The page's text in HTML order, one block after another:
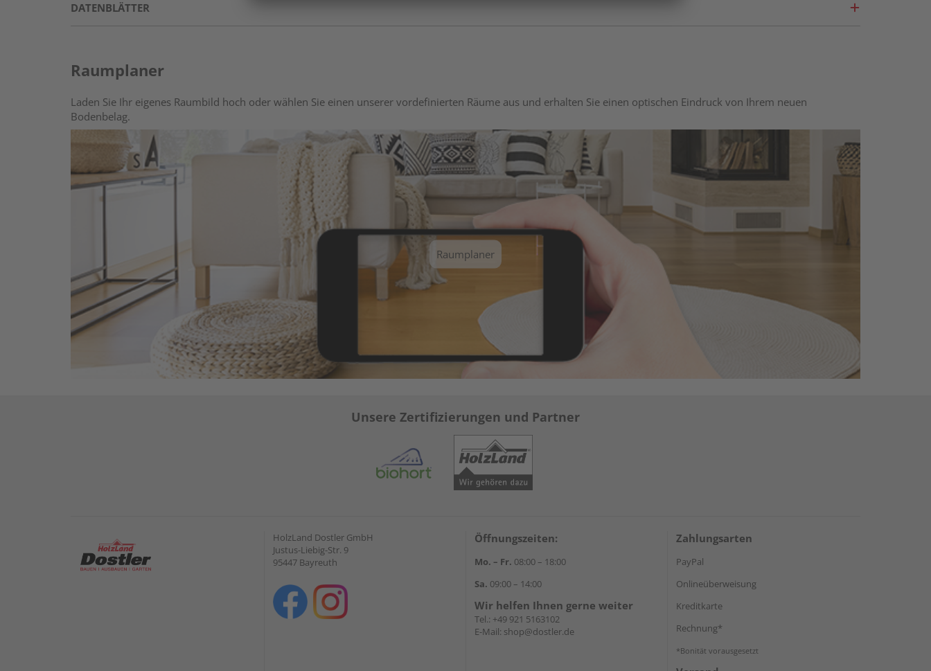
DATENBLÄTTER
Raumplaner
Laden Sie Ihr eigenes Raumbild hoch oder wählen Sie einen unserer vordefinierten Räume aus und erhalten Sie einen optischen Eindruck von Ihrem neuen
Bodenbelag.
Raumplaner
Unsere Zertifizierungen und Partner
HolzLand Dostler GmbH
Justus-Liebig-Str. 9
95447 Bayreuth
Öffnungszeiten:
Mo. – Fr. 08:00 – 18:00
Sa. 09:00 – 14:00
Wir helfen Ihnen gerne weiter
Tel.: +49 921 5163102
E-Mail: shop@dostler.de
Zahlungsarten
PayPal
Onlineüberweisung
Kreditkarte
Rechnung*
*Bonität vorausgesetzt